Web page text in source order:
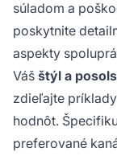
súladom a
poskytnite
aspekty
Váš štýl a
zdieľajte
hodnôt.
preferované